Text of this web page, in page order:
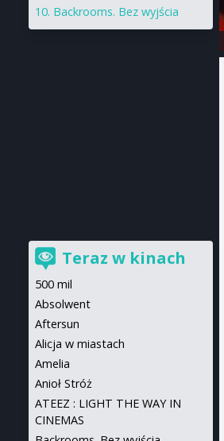
Backrooms. Bez wyjścia
Teraz w kinach
500 mil
Absolwent
Aftersun
Alicja w miastach
Amelia
Anioł Stróż
ATEEZ : LIGHT THE WAY IN
CINEMAS